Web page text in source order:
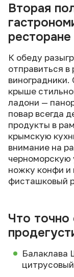
Вторая
К обеду
отправиться в
крыше
ладони —
повар всегда
продукты в
крымскую
внимание на
черноморскую
ножку конфи и
фисташковый
Что точно
Балаклава